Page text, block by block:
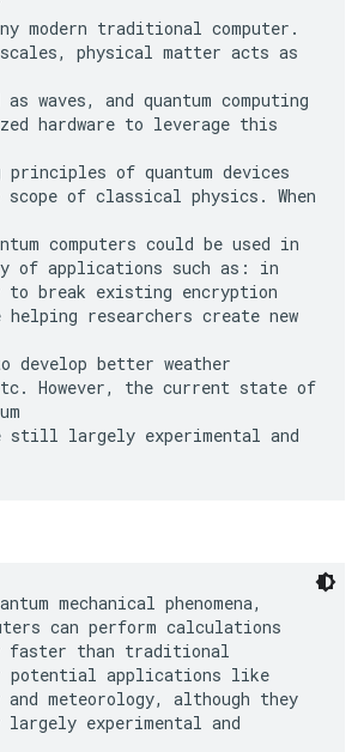
modern traditional computer.
physical matter acts as
waves, and quantum computing
hardware to leverage this
principles of quantum devices
scope of classical physics. When
computers could be used in
of applications such as: in
to break existing encryption
helping researchers create new
develop better weather
However, the current state of
still largely experimental and
mechanical phenomena,
can perform calculations
faster than traditional
potential applications like
meteorology, although they
experimental and